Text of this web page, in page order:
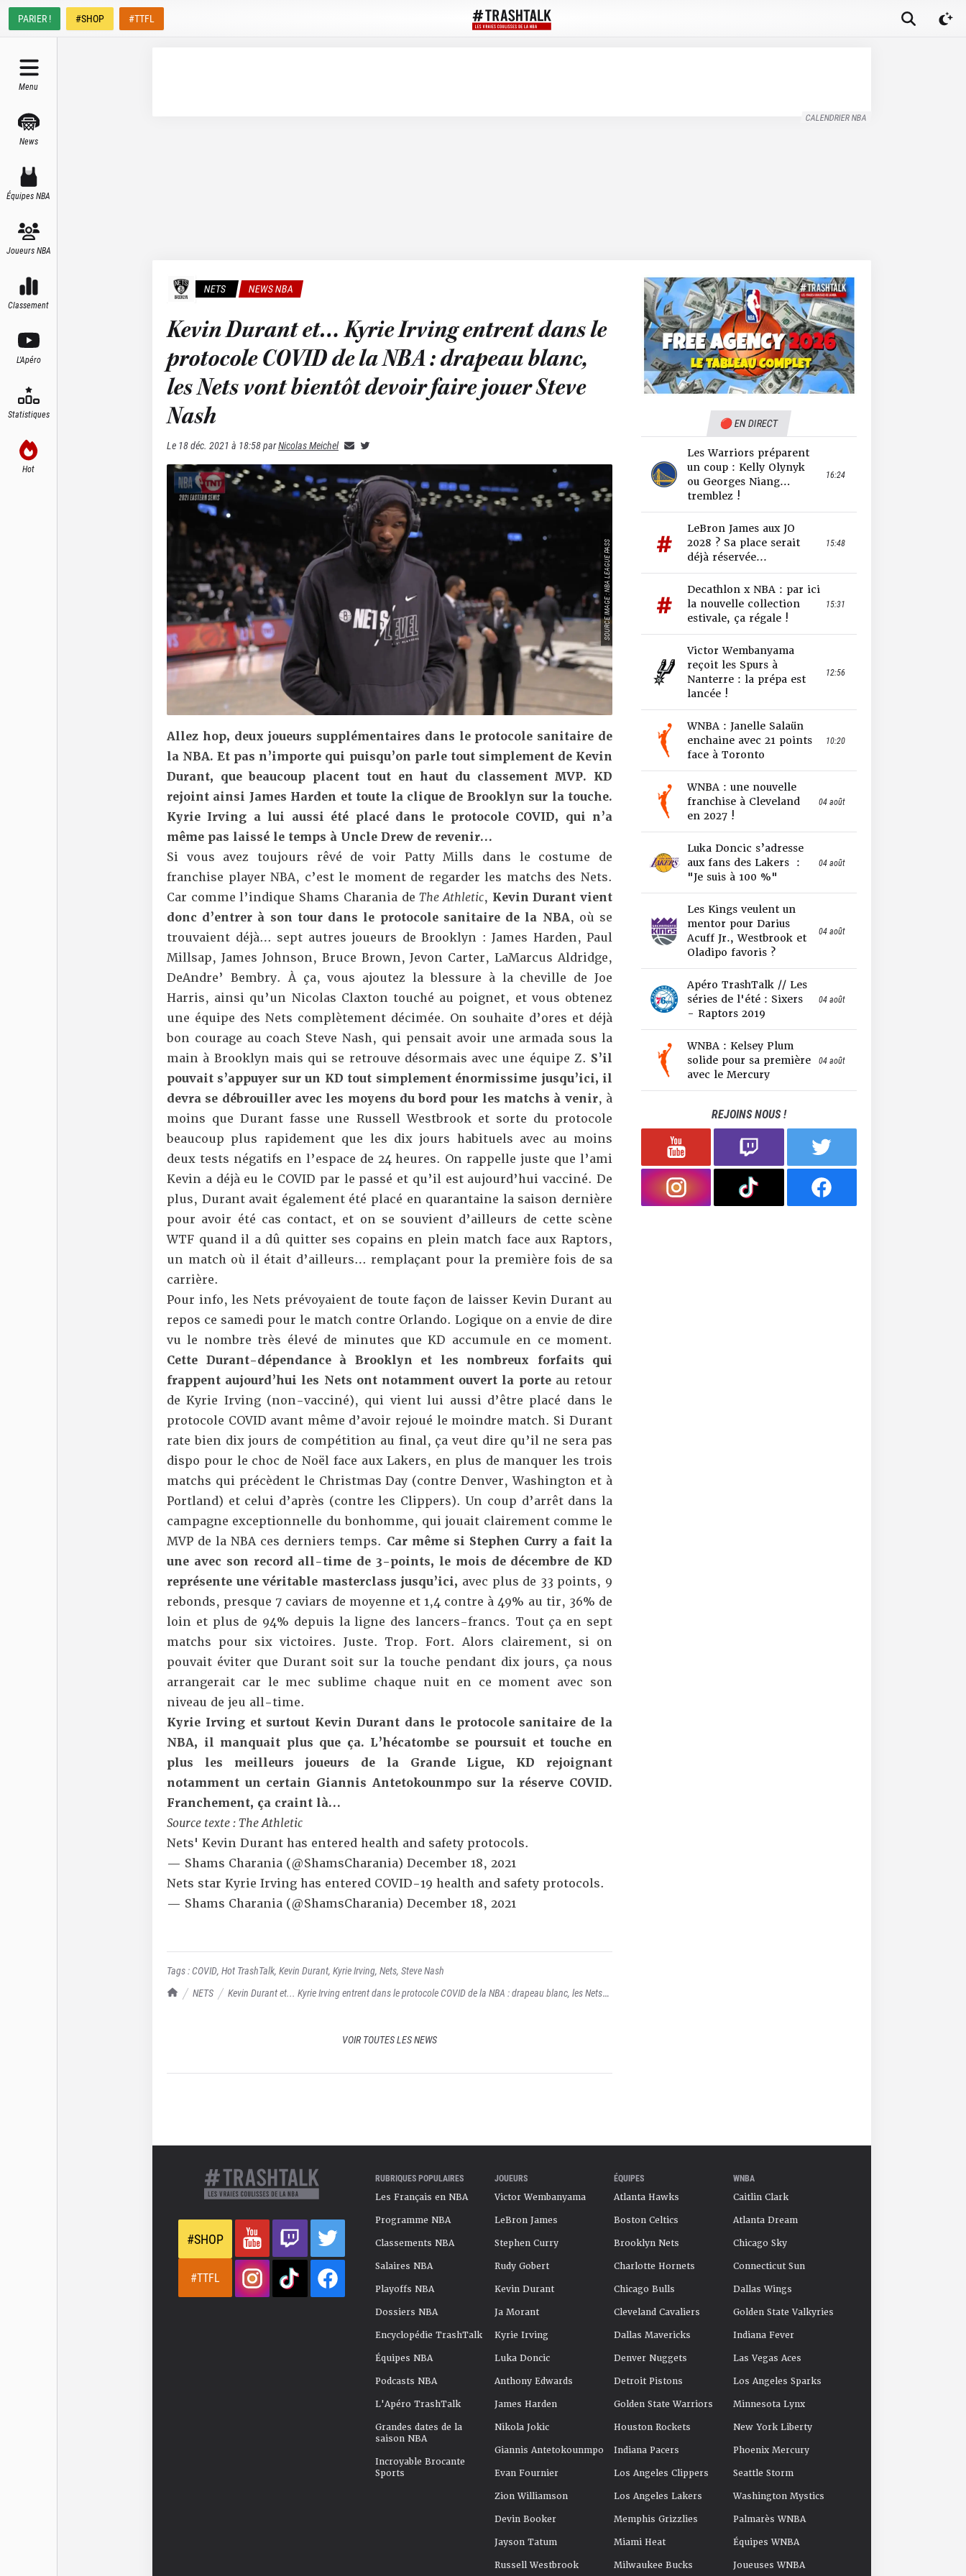
PARIER ! #SHOP #TTFL
Menu
News
Équipes NBA
Joueurs NBA
Classement
L'Apéro
Statistiques
Hot
CALENDRIER NBA
TrashTalk Actu NBA
NETS
Kevin Durant et... Kyrie Irving entrent dans le protocole COVID de la NBA : drapeau blanc, les Nets
NETS NEWS NBA
Kevin Durant et… Kyrie Irving entrent dans le
protocole COVID de la NBA : drapeau blanc,
les Nets vont bientôt devoir faire jouer Steve
Nash
Le 18 déc. 2021 à 18:58parNicolas Meichel
SOURCE IMAGE : NBA LEAGUE PASS
Allez hop, deux joueurs supplémentaires dans le protocole sanitaire de
la NBA. Et pas n’importe qui puisqu’on parle tout simplement de Kevin
Durant, que beaucoup placent tout en haut du classement MVP. KD
rejoint ainsi James Harden et toute la clique de Brooklyn sur la touche.
Kyrie Irving a lui aussi été placé dans le protocole COVID, qui n’a
même pas laissé le temps à Uncle Drew de revenir…
Si vous avez toujours rêvé de voir Patty Mills dans le costume de
franchise player NBA, c’est le moment de regarder les matchs des Nets.
Car comme l’indique Shams Charania deThe Athletic, Kevin Durant vient
donc d’entrer à son tour dans le protocole sanitaire de la NBA, où se
trouvaient déjà… sept autres joueurs de Brooklyn : James Harden, Paul
Millsap, James Johnson, Bruce Brown, Jevon Carter, LaMarcus Aldridge,
DeAndre’ Bembry. À ça, vous ajoutez la blessure à la cheville de Joe
Harris, ainsi qu’un Nicolas Claxton touché au poignet, et vous obtenez
une équipe des Nets complètement décimée. On souhaite d’ores et déjà
bon courage au coach Steve Nash, qui pensait avoir une armada sous la
main à Brooklyn mais qui se retrouve désormais avec une équipe Z. S’il
pouvait s’appuyer sur un KD tout simplement énormissime jusqu’ici, il
devra se débrouiller avec les moyens du bord pour les matchs à venir, à
moins que Durant fasse une Russell Westbrook et sorte du protocole
beaucoup plus rapidement que les dix jours habituels avec au moins
deux tests négatifs en l’espace de 24 heures. On rappelle juste que l’ami
Kevin a déjà eu le COVID par le passé et qu’il est aujourd’hui vacciné. De
plus, Durant avait également été placé en quarantaine la saison dernière
pour avoir été cas contact, et on se souvient d’ailleurs de cette scène
WTF quand il a dû quitter ses copains en plein match face aux Raptors,
un match où il était d’ailleurs… remplaçant pour la première fois de sa
carrière.
Pour info, les Nets prévoyaient de toute façon de laisser Kevin Durant au
repos ce samedi pour le match contre Orlando. Logique on a envie de dire
vu le nombre très élevé de minutes que KD accumule en ce moment.
Cette Durant-dépendance à Brooklyn et les nombreux forfaits qui
frappent aujourd’hui les Nets ont notamment ouvert la porteau retour
de Kyrie Irving(non-vacciné), qui vient lui aussi d’être placé dans le
protocole COVID avant même d’avoir rejoué le moindre match. Si Durant
rate bien dix jours de compétition au final, ça veut dire qu’il ne sera pas
dispo pour le choc de Noël face aux Lakers, en plus de manquer les trois
matchs qui précèdent le Christmas Day (contre Denver, Washington et à
Portland) et celui d’après (contre les Clippers). Un coup d’arrêt dans la
campagne exceptionnelle du bonhomme, qui jouait clairement comme le
MVP de la NBA ces derniers temps. Car même si Stephen Curry a fait la
une avec son record all-time de 3-points, le mois de décembre de KD
représente une véritable masterclass jusqu’ici, avec plus de 33 points, 9
rebonds, presque 7 caviars de moyenne et 1,4 contre à 49% au tir, 36% de
loin et plus de 94% depuis la ligne des lancers-francs. Tout ça en sept
matchs pour six victoires. Juste. Trop. Fort. Alors clairement, si on
pouvait éviter que Durant soit sur la touche pendant dix jours, ça nous
arrangerait car le mec sublime chaque nuit en ce moment avec son
niveau de jeu all-time.
Kyrie Irving et surtout Kevin Durant dans le protocole sanitaire de la
NBA, il manquait plus que ça. L’hécatombe se poursuit et touche en
plus les meilleurs joueurs de la Grande Ligue, KD rejoignant
notamment un certain Giannis Antetokounmpo sur la réserve COVID.
Franchement, ça craint là…
Source texte : The Athletic
Nets' Kevin Durant has entered health and safety protocols.
— Shams Charania (@ShamsCharania) December 18, 2021
Nets star Kyrie Irving has entered COVID-19 health and safety protocols.
— Shams Charania (@ShamsCharania) December 18, 2021
Tags :COVID, Hot TrashTalk, Kevin Durant, Kyrie Irving, Nets, Steve Nash
VOIR TOUTES LES NEWS
🔴 EN DIRECT
Les Warriors préparent
un coup : Kelly Olynyk
ou Georges Niang…
tremblez !
16:24
LeBron James aux JO
2028 ? Sa place serait
déjà réservée...
15:48
Decathlon x NBA : par ici
la nouvelle collection
estivale, ça régale !
15:31
Victor Wembanyama
reçoit les Spurs à
Nanterre : la prépa est
lancée !
12:56
WNBA : Janelle Salaün
enchaine avec 21 points
face à Toronto
10:20
WNBA : une nouvelle
franchise à Cleveland
en 2027 !
04 août
Luka Doncic s’adresse
aux fans des Lakers :
"Je suis à 100 %"
04 août
Les Kings veulent un
mentor pour Darius
Acuff Jr., Westbrook et
Oladipo favoris ?
04 août
Apéro TrashTalk // Les
séries de l'été : Sixers
- Raptors 2019
04 août
WNBA : Kelsey Plum
solide pour sa première
avec le Mercury
04 août
REJOINS NOUS !
#SHOP
#TTFL
RUBRIQUES POPULAIRES
Les Français en NBA
Programme NBA
Classements NBA
Salaires NBA
Playoffs NBA
Dossiers NBA
Encyclopédie TrashTalk
Équipes NBA
Podcasts NBA
L'Apéro TrashTalk
Grandes dates de la
saison NBA
Incroyable Brocante
Sports
JOUEURS
Victor Wembanyama
LeBron James
Stephen Curry
Rudy Gobert
Kevin Durant
Ja Morant
Kyrie Irving
Luka Doncic
Anthony Edwards
James Harden
Nikola Jokic
Giannis Antetokounmpo
Evan Fournier
Zion Williamson
Devin Booker
Jayson Tatum
Russell Westbrook
ÉQUIPES
Atlanta Hawks
Boston Celtics
Brooklyn Nets
Charlotte Hornets
Chicago Bulls
Cleveland Cavaliers
Dallas Mavericks
Denver Nuggets
Detroit Pistons
Golden State Warriors
Houston Rockets
Indiana Pacers
Los Angeles Clippers
Los Angeles Lakers
Memphis Grizzlies
Miami Heat
Milwaukee Bucks
WNBA
Caitlin Clark
Atlanta Dream
Chicago Sky
Connecticut Sun
Dallas Wings
Golden State Valkyries
Indiana Fever
Las Vegas Aces
Los Angeles Sparks
Minnesota Lynx
New York Liberty
Phoenix Mercury
Seattle Storm
Washington Mystics
Palmarès WNBA
Équipes WNBA
Joueuses WNBA